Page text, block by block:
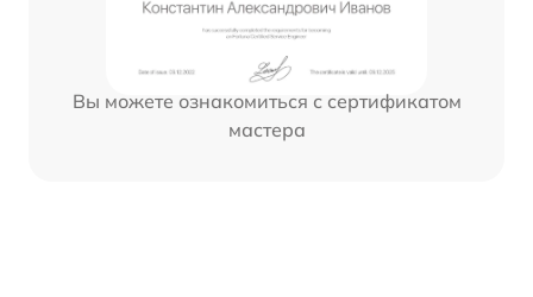
Вы можете ознакомиться с сертификатом
мастера